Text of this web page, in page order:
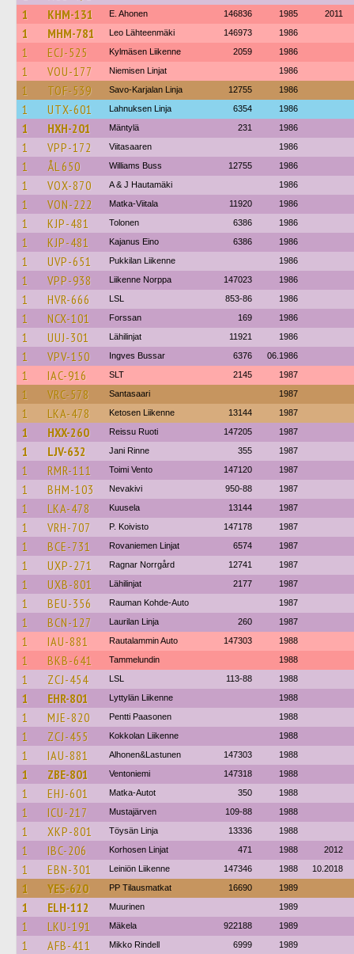
1
KHM-131 E. Ahonen 146836 1985 2011
1 MHM-781 Leo Lähteenmäki 146973 1986
1 ECJ-525 Kylmäsen Liikenne 2059 1986
1 VOU-177 Niemisen Linjat 1986
1 TOF-539 Savo-Karjalan Linja 12755 1986
1 UTX-601 Lahnuksen Linja 6354 1986
1 HXH-201 Mäntylä 231 1986
1 VPP-172 Viitasaaren 1986
1 ÅL 650 Williams Buss 12755 1986
1 VOX-870 A & J Hautamäki 1986
1 VON-222 Matka-Viitala 11920 1986
1 KJP-481 Tolonen 6386 1986
1 KJP-481 Kajanus Eino 6386 1986
1 UVP-651 Pukkilan Liikenne 1986
1 VPP-938 Liikenne Norppa 147023 1986
1 HVR-666 LSL 853-86 1986
1 NCX-101 Forssan 169 1986
1 UUJ-301 Lähilinjat 11921 1986
1 VPV-150 Ingves Bussar 6376 06.1986
1 IAC-916 SLT 2145 1987
1 VRC-578 Santasaari 1987
1 LKA-478 Ketosen Liikenne 13144 1987
1 HXX-260 Reissu Ruoti 147205 1987
1 LJV-632 Jani Rinne 355 1987
1 RMR-111 Toimi Vento 147120 1987
1 BHM-103 Nevakivi 950-88 1987
1 LKA-478 Kuusela 13144 1987
1 VRH-707 P. Koivisto 147178 1987
1 BCE-731 Rovaniemen Linjat 6574 1987
1 UXP-271 Ragnar Norrgård 12741 1987
1 UXB-801 Lähilinjat 2177 1987
1 BEU-356 Rauman Kohde-Auto 1987
1 BCN-127 Laurilan Linja 260 1987
1 IAU-881 Rautalammin Auto 147303 1988
1 BKB-641 Tammelundin 1988
1 ZCJ-454 LSL 113-88 1988
1 EHR-801 Lyttylän Liikenne 1988
1 MJE-820 Pentti Paasonen 1988
1 ZCJ-455 Kokkolan Liikenne 1988
1 IAU-881 Alhonen&Lastunen 147303 1988
1 ZBE-801 Ventoniemi 147318 1988
1 EHJ-601 Matka-Autot 350 1988
1 ICU-217 Mustajärven 109-88 1988
1 XKP-801 Töysän Linja 13336 1988
1 IBC-206 Korhosen Linjat 471 1988 2012
1 EBN-301 Leiniön Liikenne 147346 1988 10.2018
1 YES-620 PP Tilausmatkat 16690 1989
1 ELH-112 Muurinen 1989
1 LKU-191 Mäkela 922188 1989
1 AFB-411 Mikko Rindell 6999 1989